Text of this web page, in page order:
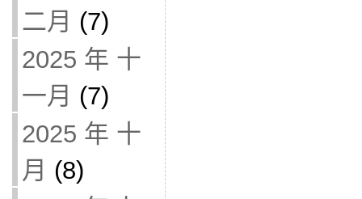
二月 (7)
2025 年 十
一月 (7)
2025 年 十
月 (8)